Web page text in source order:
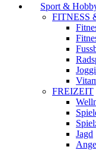
Sport &
FITNESS
FREIZEIT
Jagd